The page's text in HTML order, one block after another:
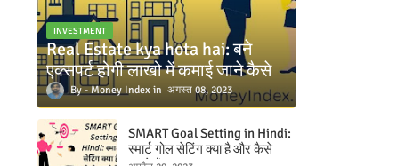
INVESTMENT
Real Estate kya hota hai: बने
एक्सपर्ट होगी लाखो में कमाई जाने कैसे
Money Index अगस्त 08, 2023
SMART Goal Setting in Hindi:
स्मार्ट गोल सेटिंग क्या है और कैसे